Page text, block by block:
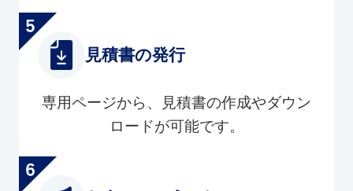
見積書の発行
専用ページから、見積書の作成やダウン
ロードが可能です。